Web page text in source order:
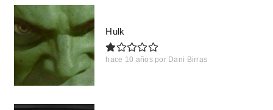
Hulk
hace 10 años por Dani Birras